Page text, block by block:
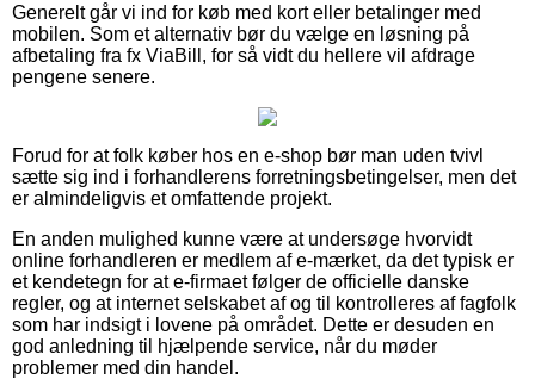
Generelt går vi ind for køb med kort eller betalinger med
mobilen. Som et alternativ bør du vælge en løsning på
afbetaling fra fx ViaBill, for så vidt du hellere vil afdrage
pengene senere.
Forud for at folk køber hos en e-shop bør man uden tvivl
sætte sig ind i forhandlerens forretningsbetingelser, men det
er almindeligvis et omfattende projekt.
En anden mulighed kunne være at undersøge hvorvidt
online forhandleren er medlem af e-mærket, da det typisk er
et kendetegn for at e-firmaet følger de officielle danske
regler, og at internet selskabet af og til kontrolleres af fagfolk
som har indsigt i lovene på området. Dette er desuden en
god anledning til hjælpende service, når du møder
problemer med din handel.